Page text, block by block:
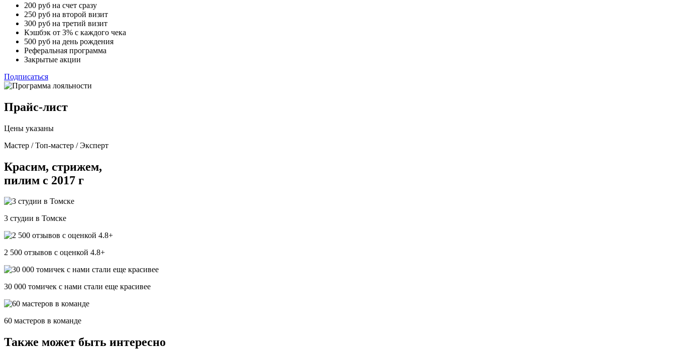
200 руб на счет сразу
250 руб на второй визит
300 руб на третий визит
Кэшбэк от 3% с каждого чека
500 руб на день рождения
Реферальная программа
Закрытые акции
Подписаться
Прайс-лист
Цены указаны
Мастер / Топ-мастер / Эксперт
Красим, стрижем,
пилим с 2017 г
3 студии в Томске
2 500 отзывов c оценкой 4.8+
30 000 томичек с нами стали еще красивее
60 мастеров в команде
Также может быть интересно